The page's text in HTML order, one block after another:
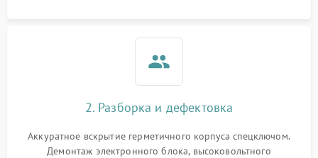
2. Разборка и дефектовка
Аккуратное вскрытие герметичного корпуса спецключом.
Демонтаж электронного блока, высоковольтного